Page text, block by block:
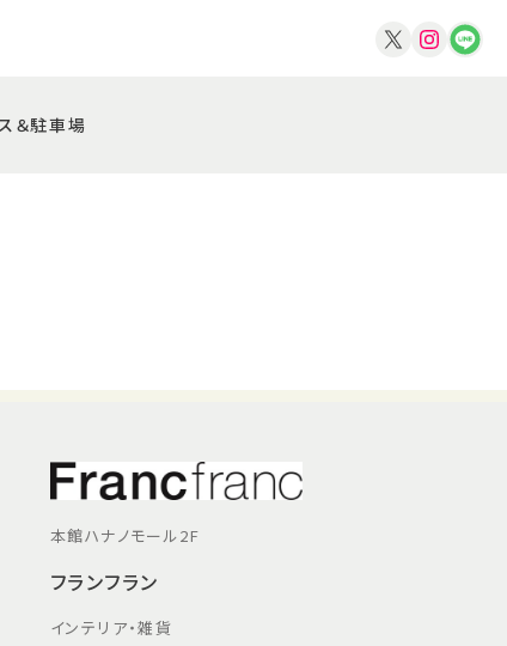
＆駐車場
本館ハナノモール2F
フランフラン
インテリア・雑貨